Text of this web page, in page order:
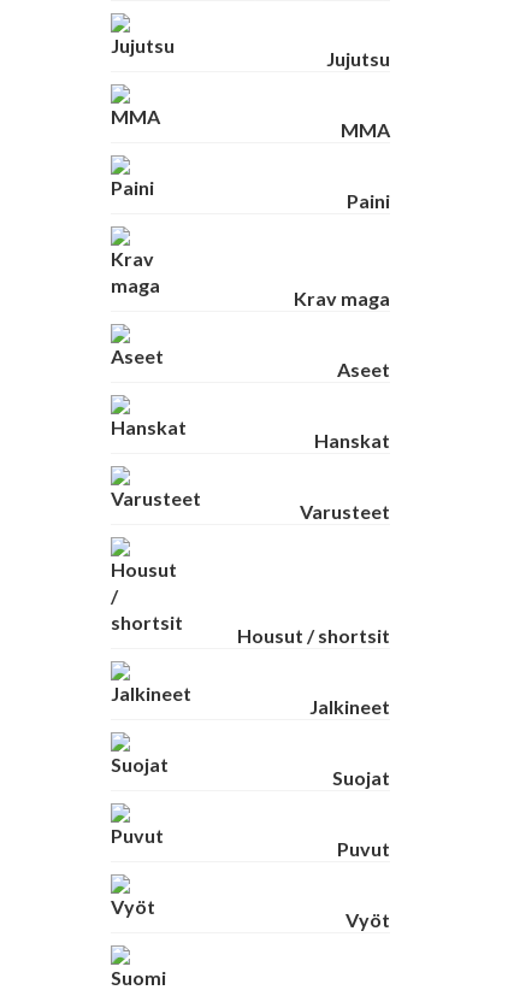
Jujutsu
MMA
Paini
Krav maga
Aseet
Hanskat
Varusteet
Housut / shortsit
Jalkineet
Suojat
Puvut
Vyöt